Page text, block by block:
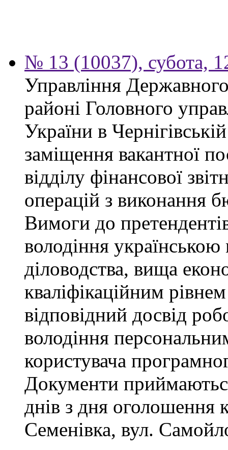
№ 13 (10037), субота,
Управління
районі Головного
України в
заміщення вакантної
відділу фінансової
операцій з виконання
Вимоги до
володіння
діловодства, вища
кваліфікаційним
відповідний досвід
володіння
користувача
Документи
днів з дня оголошення
Семенівка, вул.